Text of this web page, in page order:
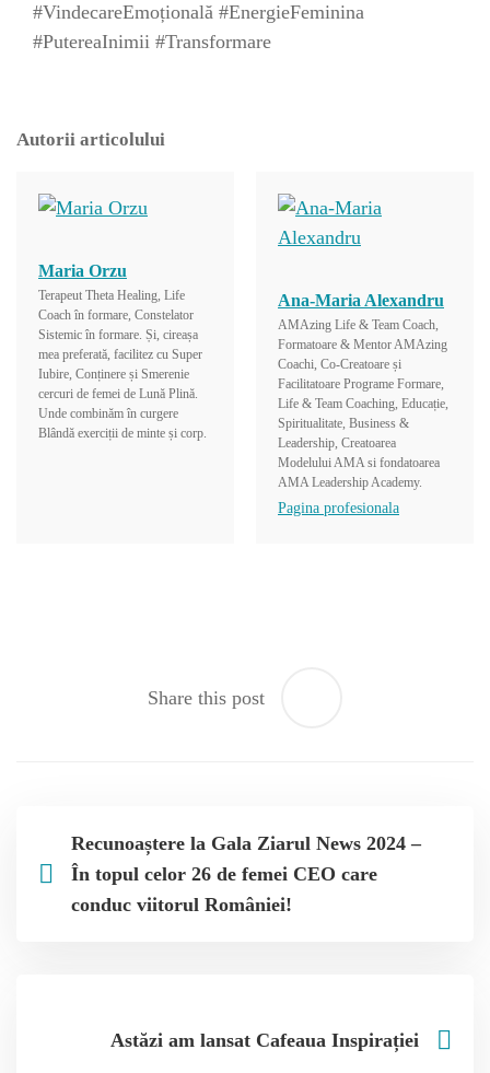
#VindecareEmoțională #EnergieFeminina
#PutereaInimii #Transformare
Autorii articolului
Maria Orzu
Terapeut Theta Healing, Life
Coach în formare, Constelator
Sistemic în formare. Și, cireașa
mea preferată, facilitez cu Super
Iubire, Conținere și Smerenie
cercuri de femei de Lună Plină.
Unde combinăm în curgere
Blândă exerciții de minte și corp.
Ana-Maria Alexandru
AMAzing Life & Team Coach,
Formatoare & Mentor AMAzing
Coachi, Co-Creatoare și
Facilitatoare Programe Formare,
Life & Team Coaching, Educație,
Spiritualitate, Business &
Leadership, Creatoarea
Modelului AMA si fondatoarea
AMA Leadership Academy.
Pagina profesionala
Share this post
Recunoaștere la Gala Ziarul News 2024 –
În topul celor 26 de femei CEO care
conduc viitorul României!
Astăzi am lansat Cafeaua Inspirației